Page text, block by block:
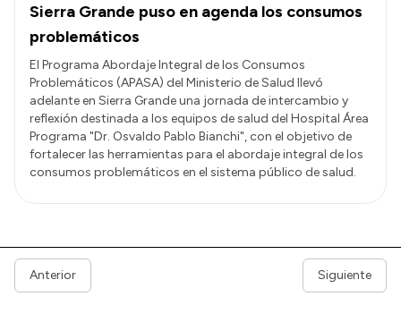
Sierra Grande puso en agenda los consumos
problemáticos
El Programa Abordaje Integral de los Consumos
Problemáticos (APASA) del Ministerio de Salud llevó
adelante en Sierra Grande una jornada de intercambio y
reflexión destinada a los equipos de salud del Hospital Área
Programa "Dr. Osvaldo Pablo Bianchi", con el objetivo de
fortalecer las herramientas para el abordaje integral de los
consumos problemáticos en el sistema público de salud.
Anterior Siguiente